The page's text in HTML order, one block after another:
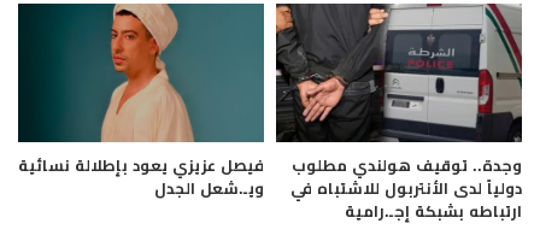
وجدة.. توقيف هولندي مطلوب
دولياً لدى الأنتربول للاشتباه في
ارتباطه بشبكة إجـ.رامية
فيصل عزيزي يعود بإطلالة نسائية
ويـ.شعل الجدل